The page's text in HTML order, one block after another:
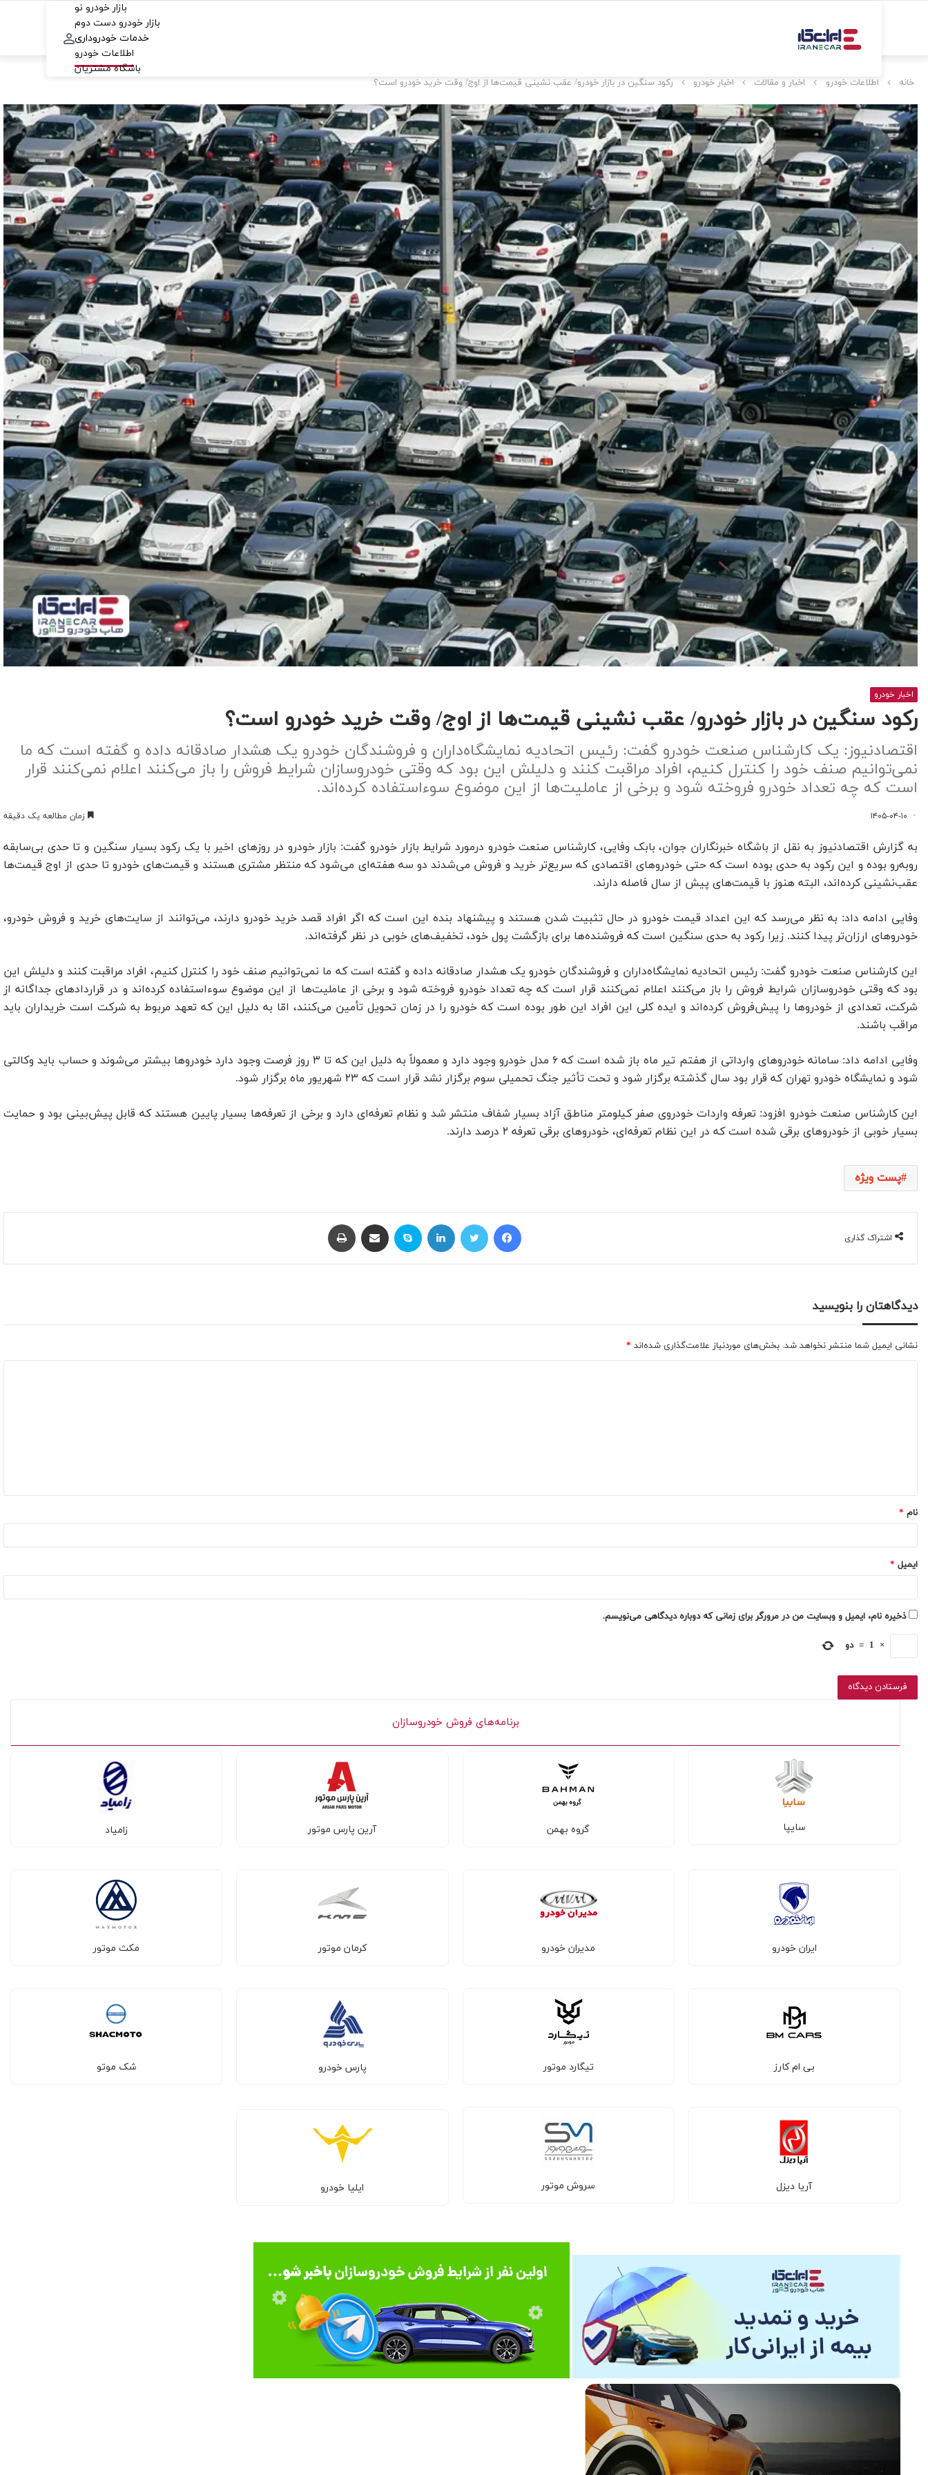
بازار خودرو نو
بازار خودرو دست دوم
خدمات خودروداری
اطلاعات خودرو
باشگاه مشتریان
خانه اطلاعات خودرو اخبار و مقالات اخبار خودرو رکود سنگین در بازار خودرو/ عقب نشینی قیمت‌ها از اوج/ وقت خرید خودرو است؟
اخبار خودرو
رکود سنگین در بازار خودرو/ عقب نشینی قیمت‌ها از اوج/ وقت خرید خودرو است؟
اقتصادنیوز: یک کارشناس صنعت خودرو گفت: رئیس اتحادیه نمایشگاه‌داران و فروشندگان خودرو یک هشدار صادقانه داده و گفته است که ما
نمی‌توانیم صنف خود را کنترل کنیم، افراد مراقبت کنند و دلیلش این بود که وقتی خودروسازان شرایط فروش را باز می‌کنند اعلام نمی‌کنند قرار
است که چه تعداد خودرو فروخته شود و برخی از عاملیت‌ها از این موضوع سوءاستفاده کرده‌اند.
۱۴۰۵-۰۴-۱۰ زمان مطالعه یک دقیقه
به گزارش اقتصادنیوز به نقل از باشگاه خبرنگاران جوان، بابک وفایی، کارشناس صنعت خودرو درمورد شرایط بازار خودرو گفت: بازار خودرو در روزهای اخیر با یک رکود بسیار سنگین و تا حدی بی‌سابقه
روبه‌رو بوده و این رکود به حدی بوده است که حتی خودروهای اقتصادی که سریع‌تر خرید و فروش می‌شدند دو سه هفته‌ای می‌شود که منتظر مشتری هستند و قیمت‌های خودرو تا حدی از اوج قیمت‌ها
عقب‌نشینی کرده‌اند، البته هنوز با قیمت‌های پیش از سال فاصله دارند.
وفایی ادامه داد: به نظر می‌رسد که این اعداد قیمت خودرو در حال تثبیت شدن هستند و پیشنهاد بنده این است که اگر افراد قصد خرید خودرو دارند، می‌توانند از سایت‌های خرید و فروش خودرو،
خودروهای ارزان‌تر پیدا کنند. زیرا رکود به حدی سنگین است که فروشنده‌ها برای بازگشت پول خود، تخفیف‌های خوبی در نظر گرفته‌اند.
این کارشناس صنعت خودرو گفت: رئیس اتحادیه نمایشگاه‌داران و فروشندگان خودرو یک هشدار صادقانه داده و گفته است که ما نمی‌توانیم صنف خود را کنترل کنیم، افراد مراقبت کنند و دلیلش این
بود که وقتی خودروسازان شرایط فروش را باز می‌کنند اعلام نمی‌کنند قرار است که چه تعداد خودرو فروخته شود و برخی از عاملیت‌ها از این موضوع سوءاستفاده کرده‌اند و در قراردادهای جداگانه از
شرکت، تعدادی از خودروها را پیش‌فروش کرده‌اند و ایده کلی این افراد این طور بوده است که خودرو را در زمان تحویل تأمین می‌کنند، امّا به دلیل این که تعهد مربوط به شرکت است خریداران باید
مراقب باشند.
وفایی ادامه داد: سامانه خودروهای وارداتی از هفتم تیر ماه باز شده است که ۶ مدل خودرو وجود دارد و معمولاً به دلیل این که تا ۳ روز فرصت وجود دارد خودروها بیشتر می‌شوند و حساب باید وکالتی
شود و نمایشگاه خودرو تهران که قرار بود سال گذشته برگزار شود و تحت تأثیر جنگ تحمیلی سوم برگزار نشد قرار است که ۲۳ شهریور ماه برگزار شود.
این کارشناس صنعت خودرو افزود: تعرفه واردات خودروی صفر کیلومتر مناطق آزاد بسیار شفاف منتشر شد و نظام تعرفه‌ای دارد و برخی از تعرفه‌ها بسیار پایین هستند که قابل پیش‌بینی بود و حمایت
بسیار خوبی از خودروهای برقی شده است که در این نظام تعرفه‌ای، خودروهای برقی تعرفه ۲ درصد دارند.
پست ویژه
اشتراک گذاری
دیدگاهتان را بنویسید
نشانی ایمیل شما منتشر نخواهد شد. بخش‌های موردنیاز علامت‌گذاری شده‌اند *
نام *
ایمیل *
ذخیره نام، ایمیل و وبسایت من در مرورگر برای زمانی که دوباره دیدگاهی می‌نویسم.
×
1
= دو
برنامه‌های فروش خودروسازان
سایپا گروه بهمن آرین پارس موتور زامیاد
ایران خودرو مدیران خودرو کرمان موتور مکث موتور
بی ام کارز تیگارد موتور پارس خودرو شک موتو
آریا دیزل سروش موتور ایلیا خودرو